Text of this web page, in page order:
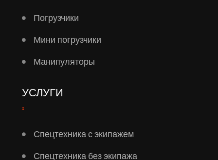
Погрузчики
Мини погрузчики
Манипуляторы
УСЛУГИ
Спецтехника с экипажем
Спецтехника без экипажа